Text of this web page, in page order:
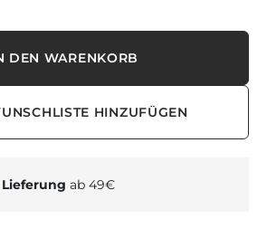
DEN WARENKORB
HINZUFÜGEN
ab 49€